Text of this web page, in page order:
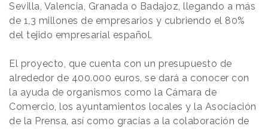
Sevilla, Valencia, Granada o Badajoz, llegando a más
de 1,3 millones de empresarios y cubriendo el 80%
del tejido empresarial español.
El proyecto, que cuenta con un presupuesto de
alrededor de 400.000 euros, se dará a conocer con
la ayuda de organismos como la Cámara de
Comercio, los ayuntamientos locales y la Asociación
de la Prensa, así como gracias a la colaboración de